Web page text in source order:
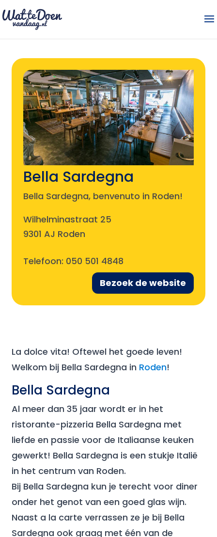
Bella Sardegna
Bella Sardegna, benvenuto in Roden!
Wilhelminastraat 25
9301 AJ Roden
Telefoon: 050 501 4848
Bezoek de website
La dolce vita! Oftewel het goede leven!
Welkom bij Bella Sardegna in Roden!
Bella Sardegna
Al meer dan 35 jaar wordt er in het
ristorante-pizzeria Bella Sardegna met
liefde en passie voor de Italiaanse keuken
gewerkt! Bella Sardegna is een stukje Italië
in het centrum van Roden.
Bij Bella Sardegna kun je terecht voor diner
onder het genot van een goed glas wijn.
Naast a la carte verrassen ze je bij Bella
Sardegna ook graag met één van de